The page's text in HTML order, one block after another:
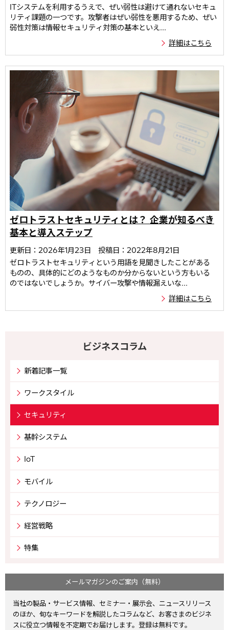
ITシステムを利用するうえで、ぜい弱性は避けて通れないセキュ
リティ課題の一つです。攻撃者はぜい弱性を悪用するため、ぜい
弱性対策は情報セキュリティ対策の基本といえ...
詳細はこちら
ゼロトラストセキュリティとは？ 企業が知るべき
基本と導入ステップ
更新日：2026年1月23日
投稿日：2022年8月21日
ゼロトラストセキュリティという用語を見聞きしたことがある
ものの、具体的にどのようなものか分からないという方もいる
のではないでしょうか。サイバー攻撃や情報漏えいな...
詳細はこちら
ビジネスコラム
新着記事一覧
ワークスタイル
セキュリティ
基幹システム
IoT
モバイル
テクノロジー
経営戦略
特集
メールマガジンのご案内（無料）
当社の製品・サービス情報、セミナー・展示会、ニュースリリース
のほか、旬なキーワードを解説したコラムなど、お客さまのビジネ
スに役立つ情報を不定期でお届けします。登録は無料です。